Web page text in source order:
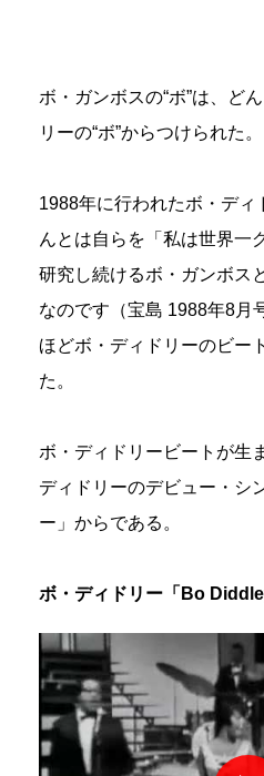
ボ・ガンボスの“ボ”は、ど
リーの“ボ”からつけられた。
1988年に行われたボ・デ
んとは自らを「私は世界一
研究し続けるボ・ガンボス
なのです（宝島 1988年8月
ほどボ・ディドリーのビー
た。
ボ・ディドリービートが生
ディドリーのデビュー・シ
ー」からである。
ボ・ディドリー「Bo